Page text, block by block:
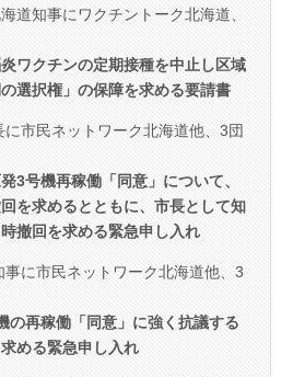
道知事にワクチントーク北海道、
ワクチンの定期接種を中止し区域
選択権」の保障を求める要請書
市民ネットワーク北海道他、3団
3号機再稼働「同意」について、
を求めるとともに、市長として知
撤回を求める緊急申し入れ
に市民ネットワーク北海道他、3
の再稼働「同意」に強く抗議する
める緊急申し入れ